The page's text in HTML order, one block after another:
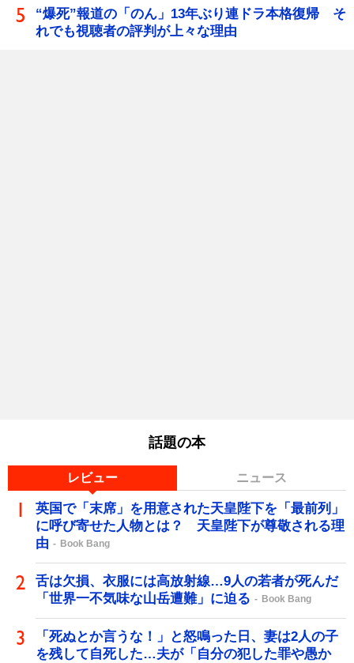
“爆死”報道の「のん」13年ぶり連ドラ本格復帰 そ
れでも視聴者の評判が上々な理由
話題の本
レビュー ニュース
英国で「末席」を用意された天皇陛下を「最前列」
に呼び寄せた人物とは？ 天皇陛下が尊敬される理
由
Book Bang
舌は欠損、衣服には高放射線…9人の若者が死んだ
「世界一不気味な山岳遭難」に迫る
Book Bang
「死ぬとか言うな！」と怒鳴った日、妻は2人の子
を残して自死した…夫が「自分の犯した罪や愚か